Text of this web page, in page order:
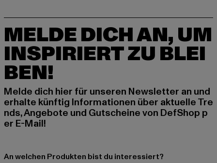
MELDE DICH AN, UM
INSPIRIERT ZU BLEI
BEN!
Melde dich hier für unseren Newsletter an und
erhalte künftig Informationen über aktuelle Tre
nds, Angebote und Gutscheine von DefShop p
er E-Mail!
An welchen Produkten bist du interessiert?